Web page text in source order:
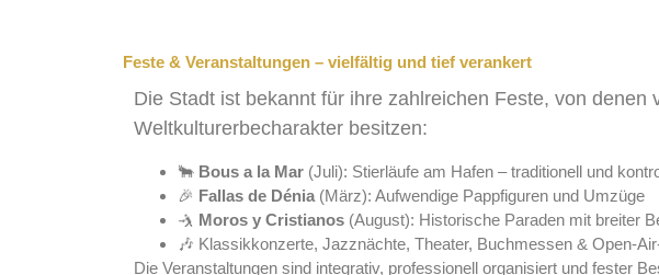
Feste & Veranstaltungen – vielfältig und tief verankert
Die Stadt ist bekannt für ihre zahlreichen Feste, von denen
Weltkulturerbecharakter besitzen:
🐂 Bous a la Mar (Juli): Stierläufe am Hafen – traditionell und
🎉 Fallas de Dénia (März): Aufwendige Pappfiguren und Umzüge
🤺 Moros y Cristianos (August): Historische Paraden mit breiter
🎶 Klassikkonzerte, Jazznächte, Theater, Buchmessen & Open-
Die Veranstaltungen sind integrativ, professionell organisiert und fester